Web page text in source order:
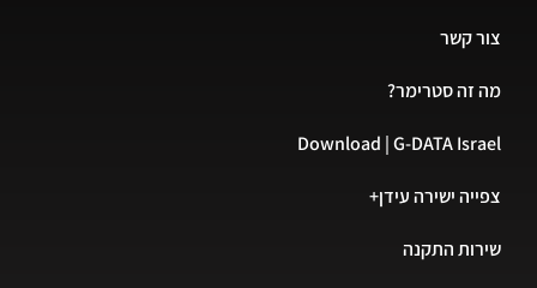
צור קשר
מה זה סטרימר?
Download | G-DATA Israel
צפייה ישירה עידן+
שירות התקנה